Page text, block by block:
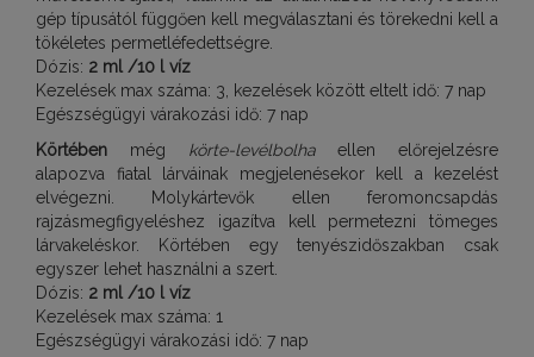
gép típusától függően kell megválasztani és törekedni kell a
tökéletes permetléfedettségre.
Dózis: 2 ml /10 l víz
Kezelések max száma: 3, kezelések között eltelt idő: 7 nap
Egészségügyi várakozási idő: 7 nap
Körtében még körte-levélbolhaellen előrejelzésre
alapozva fiatal lárváinak megjelenésekor kell a kezelést
elvégezni. Molykártevők ellen feromoncsapdás
rajzásmegfigyeléshez igazítva kell permetezni tömeges
lárvakeléskor. Körtében egy tenyészidőszakban csak
egyszer lehet használni a szert.
Dózis: 2 ml /10 l víz
Kezelések max száma: 1
Egészségügyi várakozási idő: 7 nap